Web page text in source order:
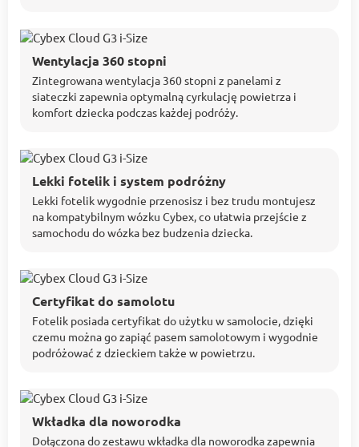
Wentylacja 360 stopni
Zintegrowana wentylacja 360 stopni z panelami z
siateczki zapewnia optymalną cyrkulację powietrza i
komfort dziecka podczas każdej podróży.
Lekki fotelik i system podróżny
Lekki fotelik wygodnie przenosisz i bez trudu montujesz
na kompatybilnym wózku Cybex, co ułatwia przejście z
samochodu do wózka bez budzenia dziecka.
Certyfikat do samolotu
Fotelik posiada certyfikat do użytku w samolocie, dzięki
czemu można go zapiąć pasem samolotowym i wygodnie
podróżować z dzieckiem także w powietrzu.
Wkładka dla noworodka
Dołączona do zestawu wkładka dla noworodka zapewnia